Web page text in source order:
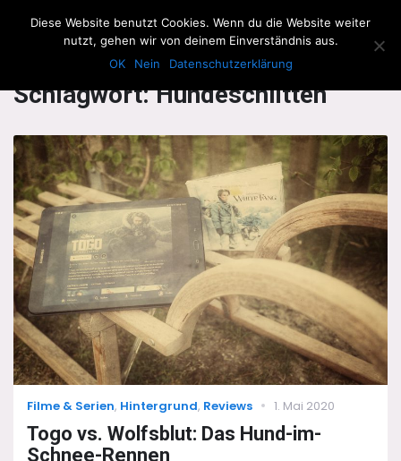
The Howling Men
Schlagwort:Hundeschlitten
Categories
Filme & Serien, Hintergrund, Reviews
Posted
1. Mai 2020
Togo vs. Wolfsblut: Das Hund-im-
Schnee-Rennen
Diese Website benutzt Cookies. Wenn du die Website weiter
nutzt, gehen wir von deinem Einverständnis aus.
OK
Nein Datenschutzerklärung